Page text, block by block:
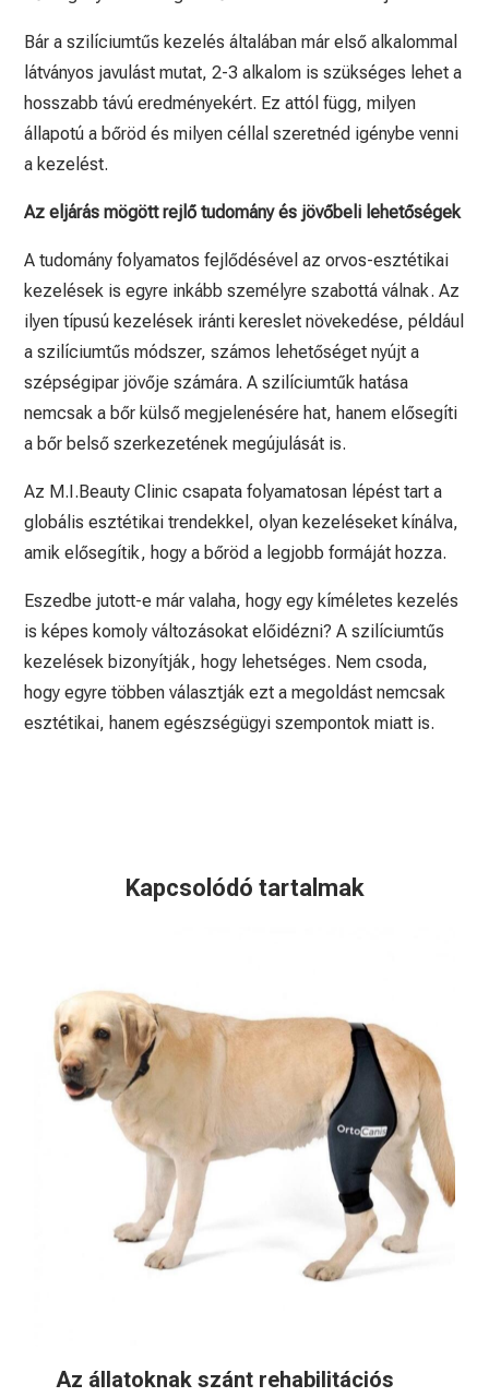
Bár a szilíciumtűs kezelés általában már első alkalommal
látványos javulást mutat, 2-3 alkalom is szükséges lehet a
hosszabb távú eredményekért. Ez attól függ, milyen
állapotú a bőröd és milyen céllal szeretnéd igénybe venni
a kezelést.
Az eljárás mögött rejlő tudomány és jövőbeli lehetőségek
A tudomány folyamatos fejlődésével az orvos-esztétikai
kezelések is egyre inkább személyre szabottá válnak. Az
ilyen típusú kezelések iránti kereslet növekedése, például
a szilíciumtűs módszer, számos lehetőséget nyújt a
szépségipar jövője számára. A szilíciumtűk hatása
nemcsak a bőr külső megjelenésére hat, hanem elősegíti
a bőr belső szerkezetének megújulását is.
Az M.I.Beauty Clinic csapata folyamatosan lépést tart a
globális esztétikai trendekkel, olyan kezeléseket kínálva,
amik elősegítik, hogy a bőröd a legjobb formáját hozza.
Eszedbe jutott-e már valaha, hogy egy kíméletes kezelés
is képes komoly változásokat előidézni? A szilíciumtűs
kezelések bizonyítják, hogy lehetséges. Nem csoda,
hogy egyre többen választják ezt a megoldást nemcsak
esztétikai, hanem egészségügyi szempontok miatt is.
Kapcsolódó tartalmak
Az állatoknak szánt rehabilitációs